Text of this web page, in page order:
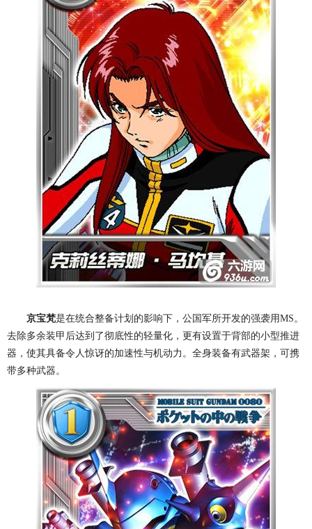
京宝梵是在统合整备计划的影响下，公国军所开发的强袭用MS。
去除多余装甲后达到了彻底性的轻量化，更有设置于背部的小型推进
器，使其具备令人惊讶的加速性与机动力。全身装备有武器架，可携
带多种武器。